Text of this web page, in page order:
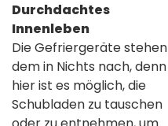
Durchdachtes
Innenleben
Die Gefriergeräte stehen
dem in Nichts nach, denn
hier ist es möglich, die
Schubladen zu tauschen